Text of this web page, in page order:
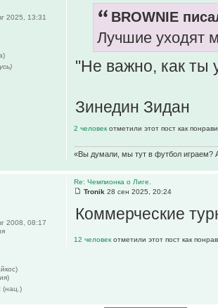
BROWNIE
Лучшие уходят
"Не важно, как ты
Зинедин Зидан
2 человек отметили этот пост как
«Вы думали, мы тут в футбол играем?
2025, 13:31
Re: Чемпионка о Лиге.
Tronik 28 сен 2025, 20:24
Коммерческие
12 человек отметили этот пост как
2008, 08:17
(нац.)